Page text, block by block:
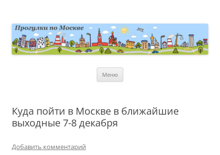
Меню
Куда пойти в Москве в ближайшие
выходные 7-8 декабря
Добавить комментарий